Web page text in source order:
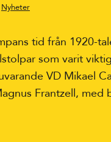
Nyheter
tid från 1920-
som varit
VD Mikael
Frantzell, med